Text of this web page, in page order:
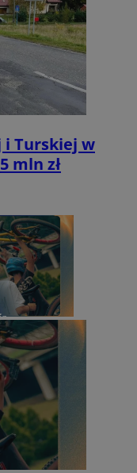
i Turskiej w
mln zł